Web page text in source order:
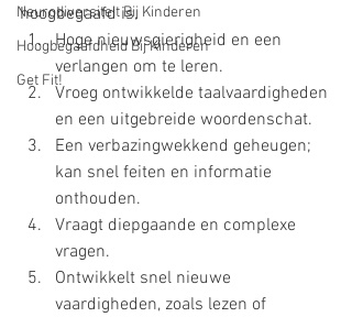
Neurodiversiteit Bij Kinderen
Hoogbegaafdheid Bij Kinderen
Get Fit!
hoogbegaafd is.
Hoge nieuwsgierigheid en een
verlangen om te leren.
Vroeg ontwikkelde taalvaardigheden
en een uitgebreide woordenschat.
Een verbazingwekkend geheugen;
kan snel feiten en informatie
onthouden.
Vraagt diepgaande en complexe
vragen.
Ontwikkelt snel nieuwe
vaardigheden, zoals lezen of